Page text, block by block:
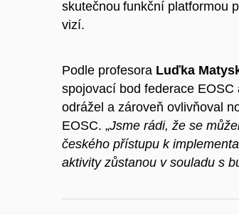
skutečnou funkční platformou
vizí.
Podle profesora Luďka
spojovací bod federace
odrážel a zároveň ovlivňoval
EOSC. „Jsme rádi, že se
českého přístupu k
aktivity zůstanou v souladu s